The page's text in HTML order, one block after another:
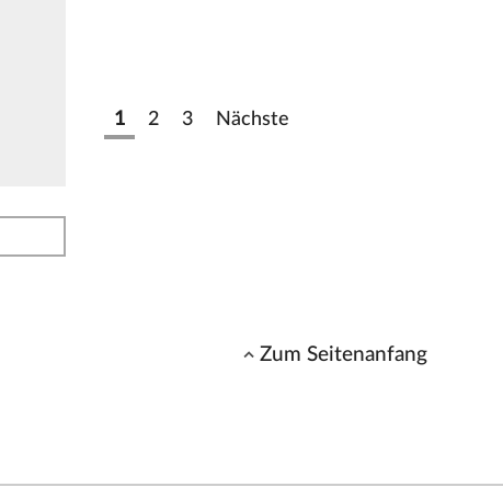
1 2 3 Nächste
Zum Seitenanfang